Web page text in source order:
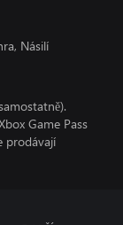
Násilí
Game Pass
prodávají